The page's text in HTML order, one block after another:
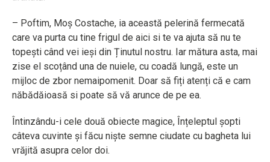
– Poftim, Moș Costache, ia această pelerină fermecată
care va purta cu tine frigul de aici si te va ajuta să nu te
topești când vei ieși din Ținutul nostru. Iar mătura asta, mai
zise el scoțând una de nuiele, cu coadă lungă, este un
mijloc de zbor nemaipomenit. Doar să fiți atenți că e cam
năbădăioasă si poate să vă arunce de pe ea.
Întinzându-i cele două obiecte magice, Înțeleptul șopti
câteva cuvinte și făcu niște semne ciudate cu bagheta lui
vrăjită asupra celor doi.